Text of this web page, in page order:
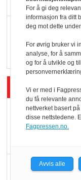
Siste
For å gi deg
informasjon fra ditt
deg mot dette
For øvrig bruker vi
analyse, for å
og for å utvikle og
Vi er med i
du få relevante
nettverket basert
disse nettstedene.
Fagpressen.no.
Avvis alle